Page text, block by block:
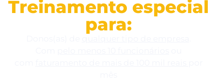
Treinamento especial
para: